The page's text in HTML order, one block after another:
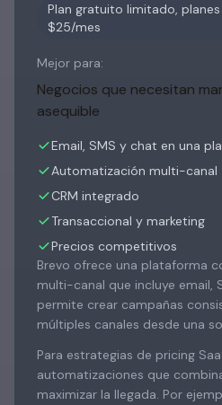
Plan gratuito limitado,
$25/mes
Mejor para:
Negocios que necesitan
asequible
Email, SMS y chat en una
Automatización multi-canal
CRM integrado
Transaccional y marketing
Precios competitivos
Brevo ofrece una plataforma
multi-canal que incluye email,
permite crear campañas
múltiples canales desde una
Para estrategias de pricing
automatizaciones que
maximizar la llegada. Por